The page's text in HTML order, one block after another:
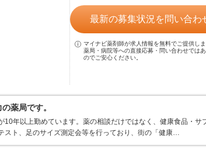
最新の募集状況を問い合わ
マイナビ薬剤師が求人情報を無料でご提供しま
薬局・病院等への直接応募・問い合わせでは
のでご安心ください。
薬局です。
10年以上勤めています。薬の相談だけではなく、健康食品・サ
スト、足のサイズ測定会等を行っており、街の「健康…